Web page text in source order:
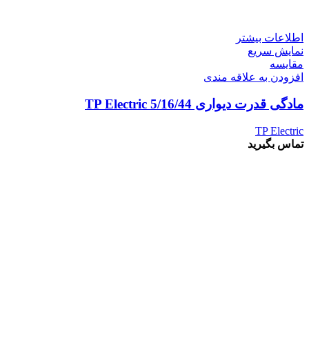
اطلاعات بیشتر
نمایش سریع
مقايسه
افزودن به علاقه مندی
مادگی قدرت دیواری 5/16/44 TP Electric
TP Electric
تماس بگیرید